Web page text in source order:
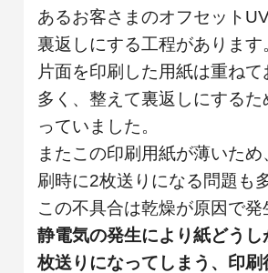
あるお客さまのオフセット
裏返しにする工程があります
片面を印刷した用紙は重ね
多く、整えて裏返しにする
っていました。
またこの印刷用紙が薄いた
刷時に2枚送りになる問題も
この不具合は乾燥が原因で
静電気の発生により紙どう
枚送りになってしまう、印